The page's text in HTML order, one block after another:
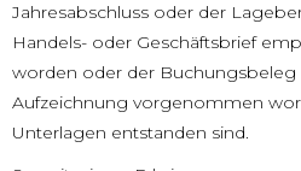
Jahresabschluss oder der
Handels- oder Geschäftsbrief
worden oder der Buchungsbeleg
Aufzeichnung vorgenommen
Unterlagen entstanden sind.